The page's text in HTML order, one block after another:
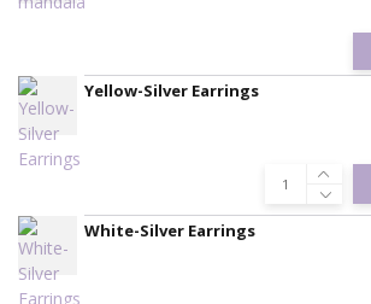
Yellow-Silver Earrings
White-Silver Earrings